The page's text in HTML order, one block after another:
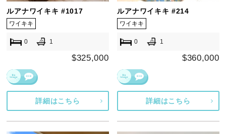
ルアナワイキキ #1017
ワイキキ
0 1
$325,000
詳細はこちら
ルアナワイキキ #214
ワイキキ
0 1
$360,000
詳細はこちら